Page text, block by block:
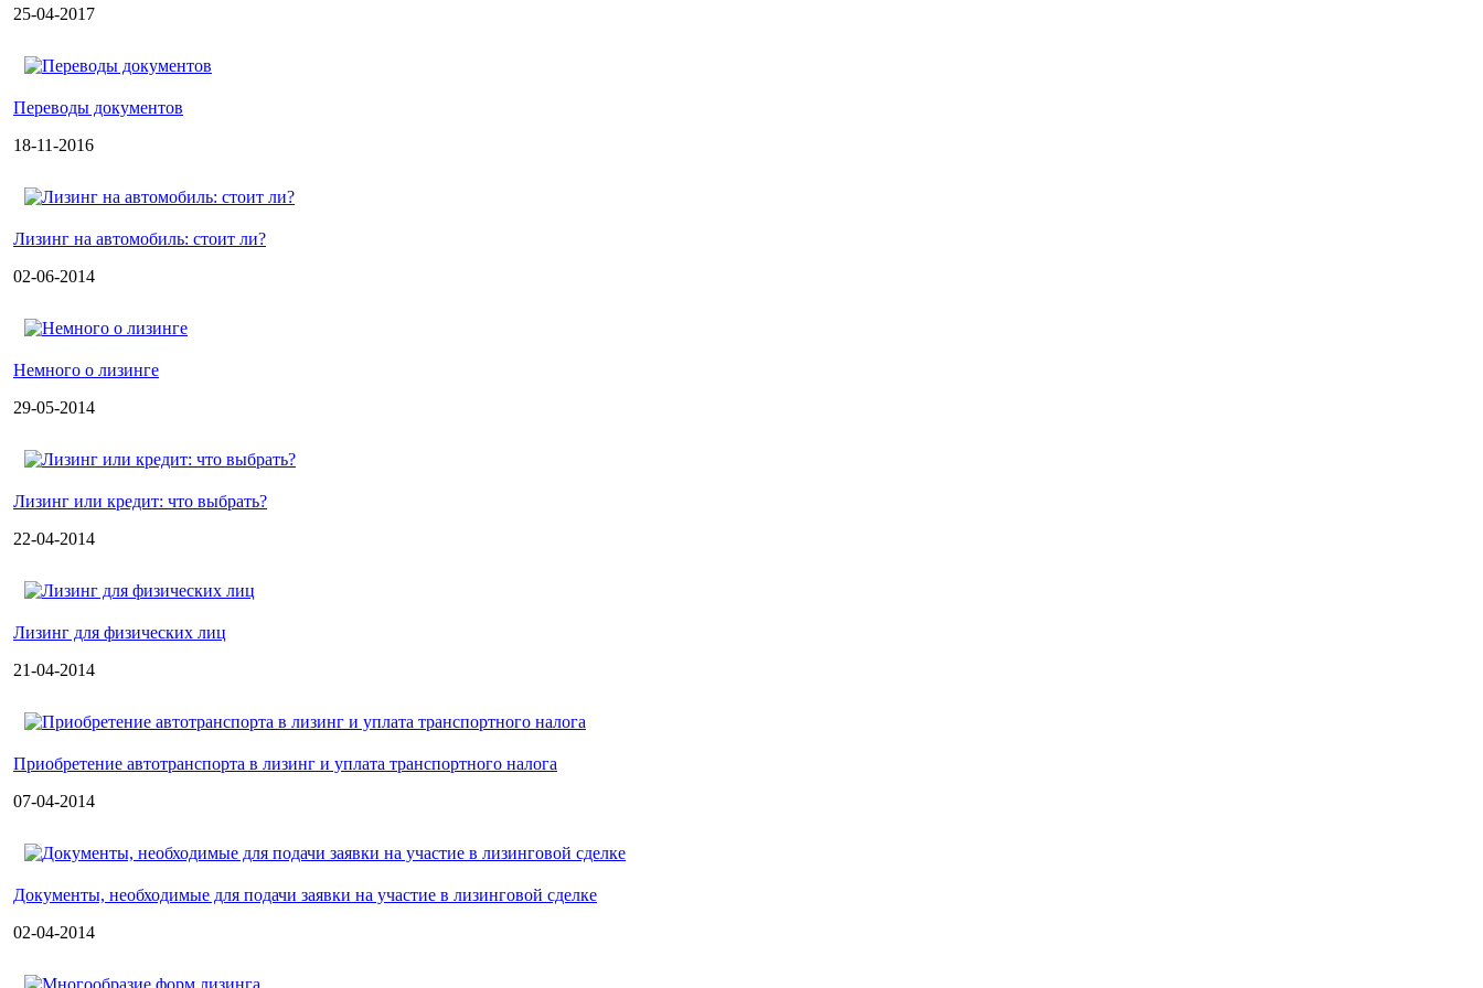
25-04-2017
Переводы документов
18-11-2016
Лизинг на автомобиль: стоит ли?
02-06-2014
Немного о лизинге
29-05-2014
Лизинг или кредит: что выбрать?
22-04-2014
Лизинг для физических лиц
21-04-2014
Приобретение автотранспорта в лизинг и уплата транспортного налога
07-04-2014
Документы, необходимые для подачи заявки на участие в лизинговой сделке
02-04-2014